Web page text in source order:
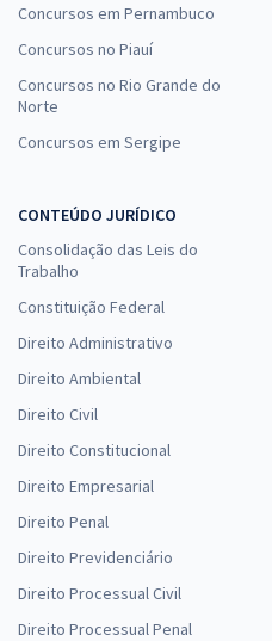
Concursos em Pernambuco
Concursos no Piauí
Concursos no Rio Grande do
Norte
Concursos em Sergipe
CONTEÚDO JURÍDICO
Consolidação das Leis do
Trabalho
Constituição Federal
Direito Administrativo
Direito Ambiental
Direito Civil
Direito Constitucional
Direito Empresarial
Direito Penal
Direito Previdenciário
Direito Processual Civil
Direito Processual Penal